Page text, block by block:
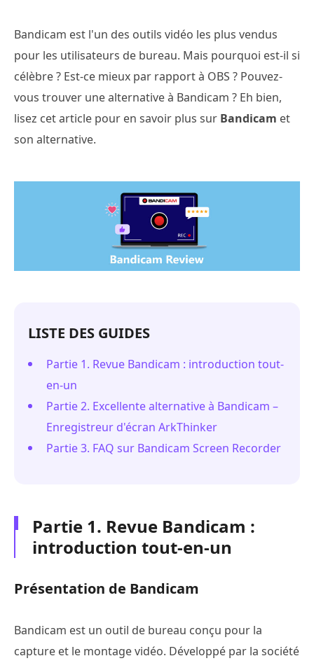
Bandicam est l'un des outils vidéo les plus vendus
pour les utilisateurs de bureau. Mais pourquoi est-il si
célèbre ? Est-ce mieux par rapport à OBS ? Pouvez-
vous trouver une alternative à Bandicam ? Eh bien,
lisez cet article pour en savoir plus sur Bandicam et
son alternative.
LISTE DES GUIDES
Partie 1. Revue Bandicam : introduction tout-
en-un
Partie 2. Excellente alternative à Bandicam –
Enregistreur d'écran ArkThinker
Partie 3. FAQ sur Bandicam Screen Recorder
Partie 1. Revue Bandicam :
introduction tout-en-un
Présentation de Bandicam
Bandicam est un outil de bureau conçu pour la
capture et le montage vidéo. Développé par la société